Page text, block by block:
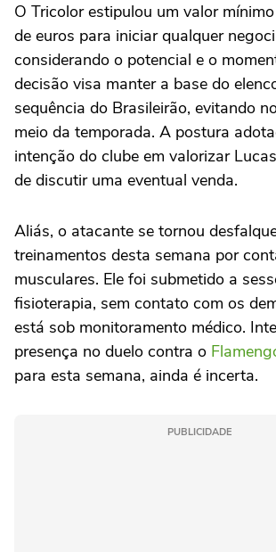
O Tricolor estipulou um valor
de euros para iniciar qualquer
considerando o potencial e o
decisão visa manter a base do
sequência do Brasileirão, evitando
meio da temporada. A postura
intenção do clube em valorizar
de discutir uma eventual venda.
Aliás, o atacante se tornou
treinamentos desta semana por
musculares. Ele foi submetido a
fisioterapia, sem contato com os
está sob monitoramento médico.
presença no duelo contra o
para esta semana, ainda é incerta.
PUBLICIDADE